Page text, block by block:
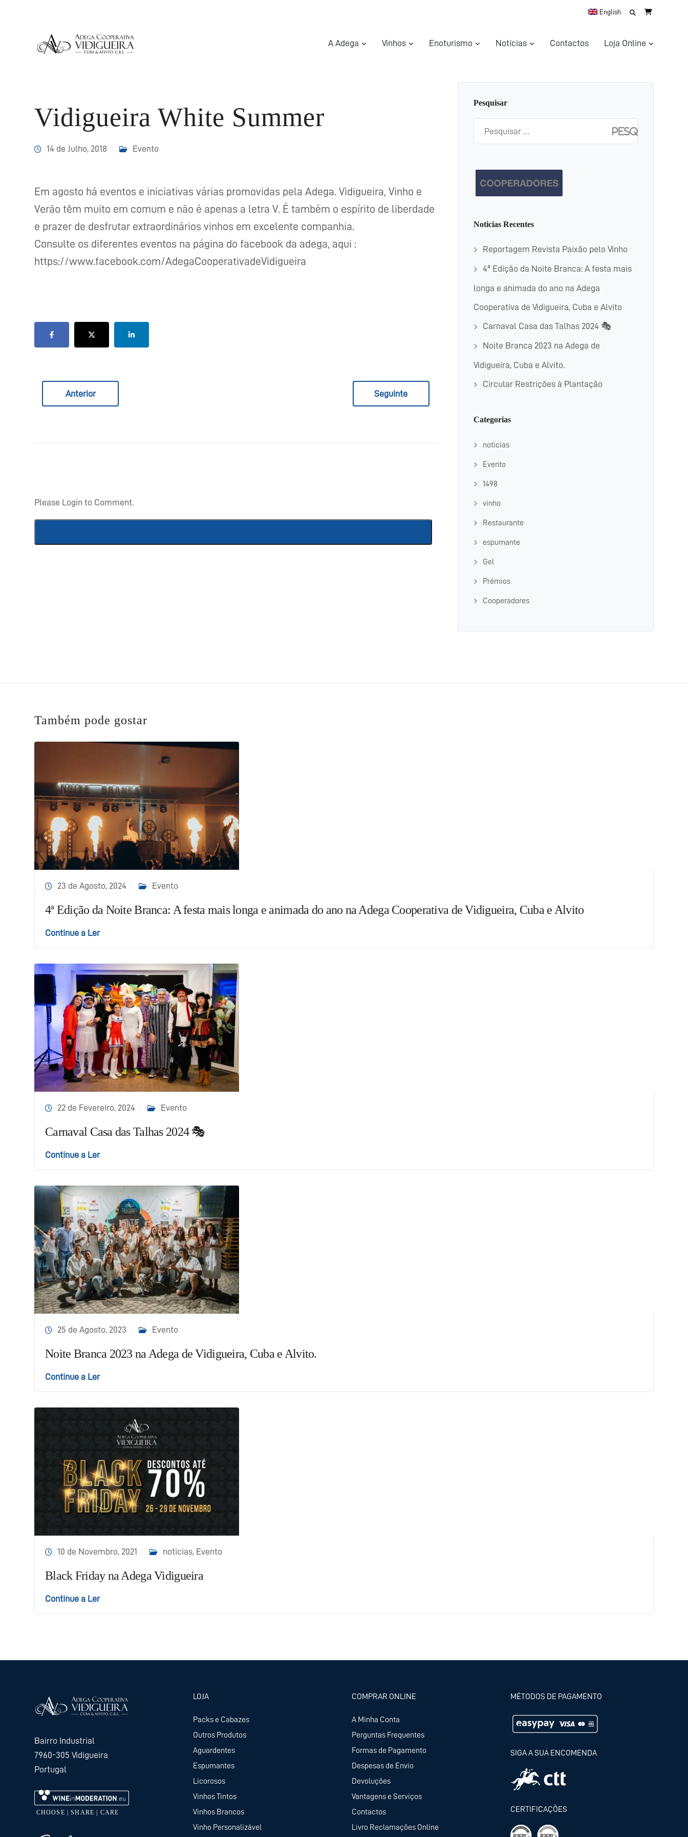
English Search
A Adega
Vinhos Enoturismo Notícias Contactos Loja Online
Vidigueira White Summer
14 de Julho, 2018 Evento
Em agosto há eventos e iniciativas várias promovidas pela Adega. Vidigueira, Vinho e
Verão têm muito em comum e não é apenas a letra V. É também o espírito de liberdade
e prazer de desfrutar extraordinários vinhos em excelente companhia.
Consulte os diferentes eventos na página do facebook da adega, aqui :
https://www.facebook.com/AdegaCooperativadeVidigueira
Anterior Seguinte
Please Login to Comment.
Pesquisar
Noticias Recentes
Reportagem Revista Paixão pelo Vinho
4ª Edição da Noite Branca: A festa mais
longa e animada do ano na Adega
Cooperativa de Vidigueira, Cuba e Alvito
Carnaval Casa das Talhas 2024 🎭
Noite Branca 2023 na Adega de
Vidigueira, Cuba e Alvito.
Circular Restrições à Plantação
Categorias
noticias
Evento
1498
vinho
Restaurante
espumante
Gel
Prémios
Cooperadores
Também pode gostar
23 de Agosto, 2024 Evento
4ª Edição da Noite Branca: A festa mais longa e animada do ano na Adega Cooperativa de Vidigueira, Cuba e Alvito
Continue a Ler
22 de Fevereiro, 2024 Evento
Carnaval Casa das Talhas 2024 🎭
Continue a Ler
25 de Agosto, 2023 Evento
Noite Branca 2023 na Adega de Vidigueira, Cuba e Alvito.
Continue a Ler
10 de Novembro, 2021 noticias, Evento
Black Friday na Adega Vidigueira
Continue a Ler
Bairro Industrial
7960-305 Vidigueira
Portugal
LOJA
Packs e Cabazes
Outros Produtos
Aguardentes
Espumantes
Licorosos
Vinhos Tintos
Vinhos Brancos
Vinho Personalizável
COMPRAR ONLINE
A Minha Conta
Perguntas Frequentes
Formas de Pagamento
Despesas de Envio
Devoluções
Vantagens e Serviços
Contactos
Livro Reclamações Online
MÉTODOS DE PAGAMENTO
SIGA A SUA ENCOMENDA
CERTIFICAÇÕES